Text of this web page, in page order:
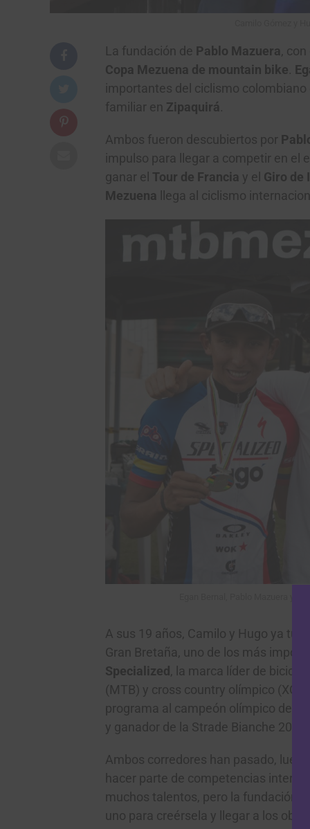
La fundación de Pablo Mazuera ,
Copa Mezuena de mountain bike
importantes del ciclismo
familiar en Zipaquirá
Ambos fueron descubiertos por
impulso para llegar a competir en el
ganar el Tour de Francia y el Giro de
Mezuena llega al ciclismo
A sus 19 años, Camilo y Hugo ya
Gran Bretaña, uno de los más
Specialized
, la marca líder de
(MTB) y cross country olímpico
programa al campeón olímpico de
y ganador de la Strade Bianche
Ambos corredores han pasado,
hacer parte de competencias
muchos talentos, pero la fundación
uno para creérsela y llegar a los